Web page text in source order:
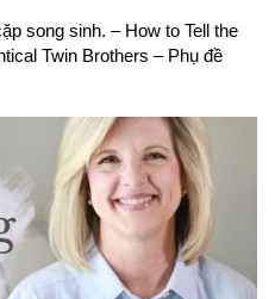
song sinh. – How to Tell the
Twin Brothers – Phụ đề